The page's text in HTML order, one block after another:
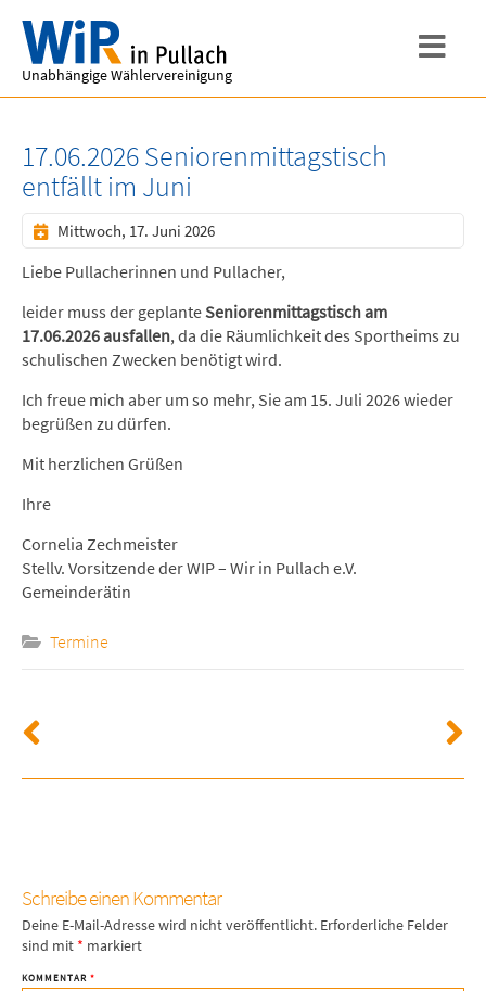
Unabhängige Wählervereinigung
17.06.2026 Seniorenmittagstisch
entfällt im Juni
Mittwoch, 17. Juni 2026
Liebe Pullacherinnen und Pullacher,
leider muss der geplanteSeniorenmittagstisch am
17.06.2026 ausfallen, da die Räumlichkeit des Sportheims zu
schulischen Zwecken benötigt wird.
Ich freue mich aber um so mehr, Sie am 15. Juli 2026 wieder
begrüßen zu dürfen.
Mit herzlichen Grüßen
Ihre
Cornelia Zechmeister
Stellv. Vorsitzende der WIP – Wir in Pullach e.V.
Gemeinderätin
Termine
Schreibe einen Kommentar
Deine E-Mail-Adresse wird nicht veröffentlicht. Erforderliche Felder
sind mit * markiert
KOMMENTAR *